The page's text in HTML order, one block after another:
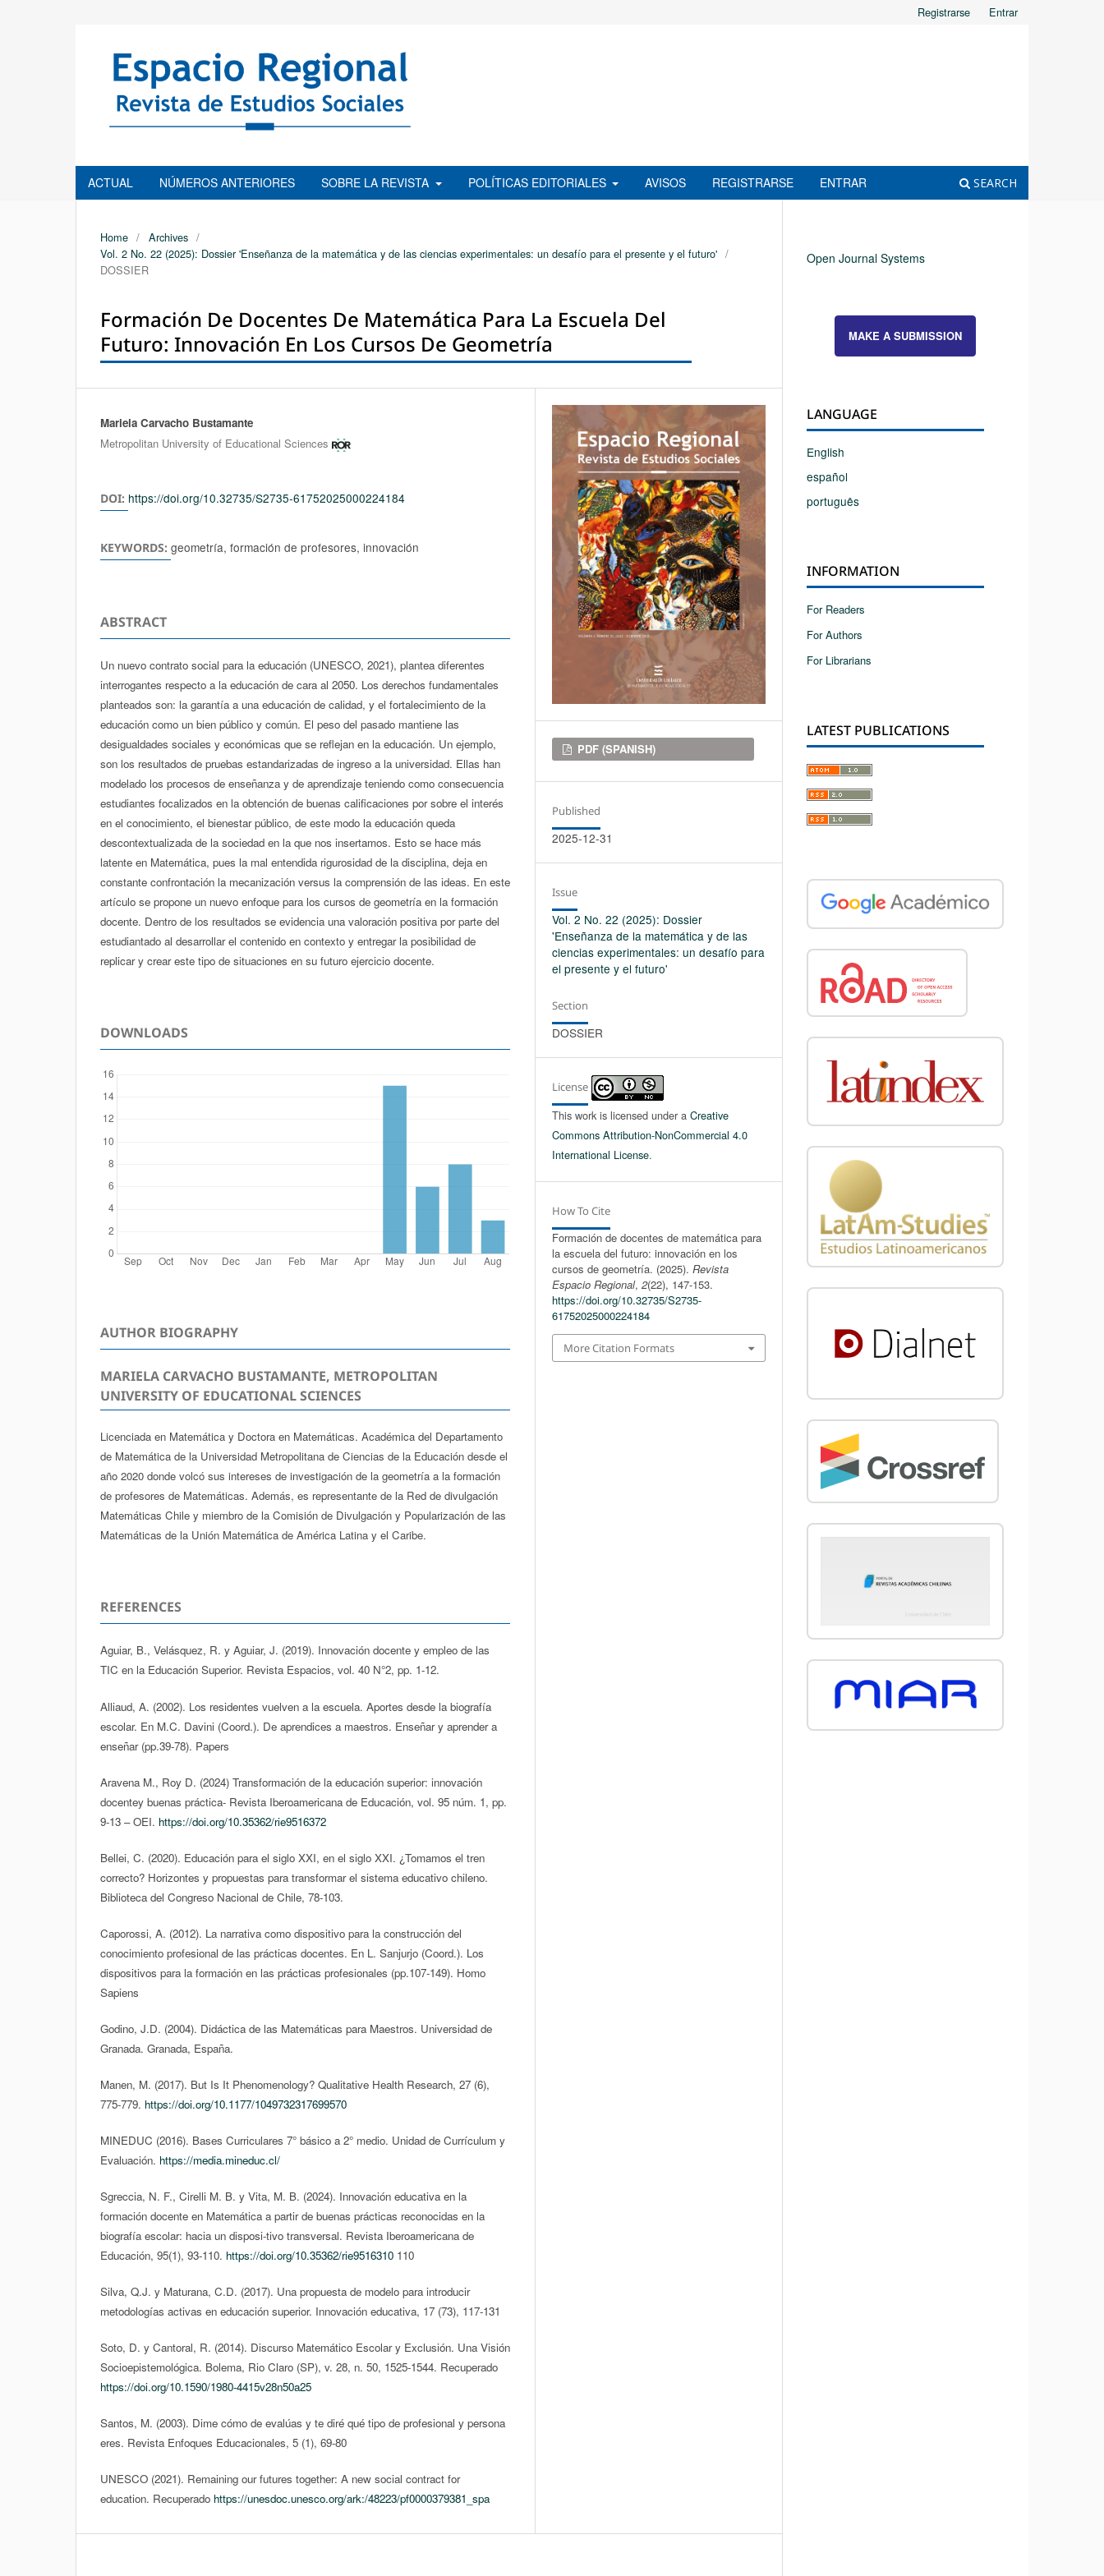
ACTUAL NÚMEROS ANTERIORES SOBRE LA REVISTA POLÍTICAS EDITORIALES AVISOS REGISTRARSE ENTRAR SEARCH
Registrarse Entrar
Home / Archives /
Vol. 2 No. 22 (2025): Dossier 'Enseñanza de la matemática y de las ciencias experimentales: un desafío para el presente y el futuro' /
DOSSIER
Formación De Docentes De Matemática Para La Escuela Del
Futuro: Innovación En Los Cursos De Geometría
Authors
Mariela Carvacho Bustamante
Metropolitan University of Educational Sciences
DOI: https://doi.org/10.32735/S2735-61752025000224184
KEYWORDS: geometría, formación de profesores, innovación
ABSTRACT
Un nuevo contrato social para la educación (UNESCO, 2021), plantea diferentes
interrogantes respecto a la educación de cara al 2050. Los derechos fundamentales
planteados son: la garantía a una educación de calidad, y el fortalecimiento de la
educación como un bien público y común. El peso del pasado mantiene las
desigualdades sociales y económicas que se reflejan en la educación. Un ejemplo,
son los resultados de pruebas estandarizadas de ingreso a la universidad. Ellas han
modelado los procesos de enseñanza y de aprendizaje teniendo como consecuencia
estudiantes focalizados en la obtención de buenas calificaciones por sobre el interés
en el conocimiento, el bienestar público, de este modo la educación queda
descontextualizada de la sociedad en la que nos insertamos. Esto se hace más
latente en Matemática, pues la mal entendida rigurosidad de la disciplina, deja en
constante confrontación la mecanización versus la comprensión de las ideas. En este
artículo se propone un nuevo enfoque para los cursos de geometría en la formación
docente. Dentro de los resultados se evidencia una valoración positiva por parte del
estudiantado al desarrollar el contenido en contexto y entregar la posibilidad de
replicar y crear este tipo de situaciones en su futuro ejercicio docente.
DOWNLOADS
AUTHOR BIOGRAPHY
MARIELA CARVACHO BUSTAMANTE, METROPOLITAN
UNIVERSITY OF EDUCATIONAL SCIENCES
Licenciada en Matemática y Doctora en Matemáticas. Académica del Departamento
de Matemática de la Universidad Metropolitana de Ciencias de la Educación desde el
año 2020 donde volcó sus intereses de investigación de la geometría a la formación
de profesores de Matemáticas. Además, es representante de la Red de divulgación
Matemáticas Chile y miembro de la Comisión de Divulgación y Popularización de las
Matemáticas de la Unión Matemática de América Latina y el Caribe.
REFERENCES
Aguiar, B., Velásquez, R. y Aguiar, J. (2019). Innovación docente y empleo de las
TIC en la Educación Superior. Revista Espacios, vol. 40 N°2, pp. 1-12.
Alliaud, A. (2002). Los residentes vuelven a la escuela. Aportes desde la biografía
escolar. En M.C. Davini (Coord.). De aprendices a maestros. Enseñar y aprender a
enseñar (pp.39-78). Papers
Aravena M., Roy D. (2024) Transformación de la educación superior: innovación
docentey buenas práctica- Revista Iberoamericana de Educación, vol. 95 núm. 1, pp.
9-13 – OEI. https://doi.org/10.35362/rie9516372
Bellei, C. (2020). Educación para el siglo XXI, en el siglo XXI. ¿Tomamos el tren
correcto? Horizontes y propuestas para transformar el sistema educativo chileno.
Biblioteca del Congreso Nacional de Chile, 78-103.
Caporossi, A. (2012). La narrativa como dispositivo para la construcción del
conocimiento profesional de las prácticas docentes. En L. Sanjurjo (Coord.). Los
dispositivos para la formación en las prácticas profesionales (pp.107-149). Homo
Sapiens
Godino, J.D. (2004). Didáctica de las Matemáticas para Maestros. Universidad de
Granada. Granada, España.
Manen, M. (2017). But Is It Phenomenology? Qualitative Health Research, 27 (6),
775-779. https://doi.org/10.1177/1049732317699570
MINEDUC (2016). Bases Curriculares 7° básico a 2° medio. Unidad de Currículum y
Evaluación. https://media.mineduc.cl/
Sgreccia, N. F., Cirelli M. B. y Vita, M. B. (2024). Innovación educativa en la
formación docente en Matemática a partir de buenas prácticas reconocidas en la
biografía escolar: hacia un disposi-tivo transversal. Revista Iberoamericana de
Educación, 95(1), 93-110. https://doi.org/10.35362/rie9516310 110
Silva, Q.J. y Maturana, C.D. (2017). Una propuesta de modelo para introducir
metodologías activas en educación superior. Innovación educativa, 17 (73), 117-131
Soto, D. y Cantoral, R. (2014). Discurso Matemático Escolar y Exclusión. Una Visión
Socioepistemológica. Bolema, Rio Claro (SP), v. 28, n. 50, 1525-1544. Recuperado
https://doi.org/10.1590/1980-4415v28n50a25
Santos, M. (2003). Dime cómo de evalúas y te diré qué tipo de profesional y persona
eres. Revista Enfoques Educacionales, 5 (1), 69-80
UNESCO (2021). Remaining our futures together: A new social contract for
education. Recuperado https://unesdoc.unesco.org/ark:/48223/pf0000379381_spa
Downloads
PDF (SPANISH)
Published
2025-12-31
Issue
Vol. 2 No. 22 (2025): Dossier
'Enseñanza de la matemática y de las
ciencias experimentales: un desafío para
el presente y el futuro'
Section
DOSSIER
License
This work is licensed under aCreative
Commons Attribution-NonCommercial 4.0
International License.
How To Cite
Formación de docentes de matemática para
la escuela del futuro: innovación en los
cursos de geometría. (2025).Revista
Espacio Regional,2(22), 147-153.
https://doi.org/10.32735/S2735-
61752025000224184
More Citation Formats
Open Journal Systems
MAKE A SUBMISSION
LANGUAGE
English
español
português
INFORMATION
For Readers
For Authors
For Librarians
LATEST PUBLICATIONS